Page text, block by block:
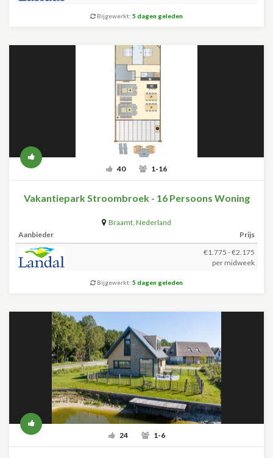
Bijgewerkt: 5 dagen geleden
40 1-16
Vakantiepark Stroombroek - 16 Persoons Woning
Braamt, Nederland
Aanbieder
Prijs
€1.775 - €2.175
per midweek
Bijgewerkt: 5 dagen geleden
24 1-6